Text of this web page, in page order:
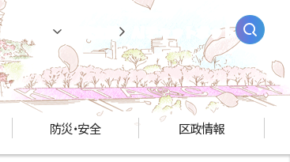
緊急情報 AIチャットボット
防災・安全 区政情報